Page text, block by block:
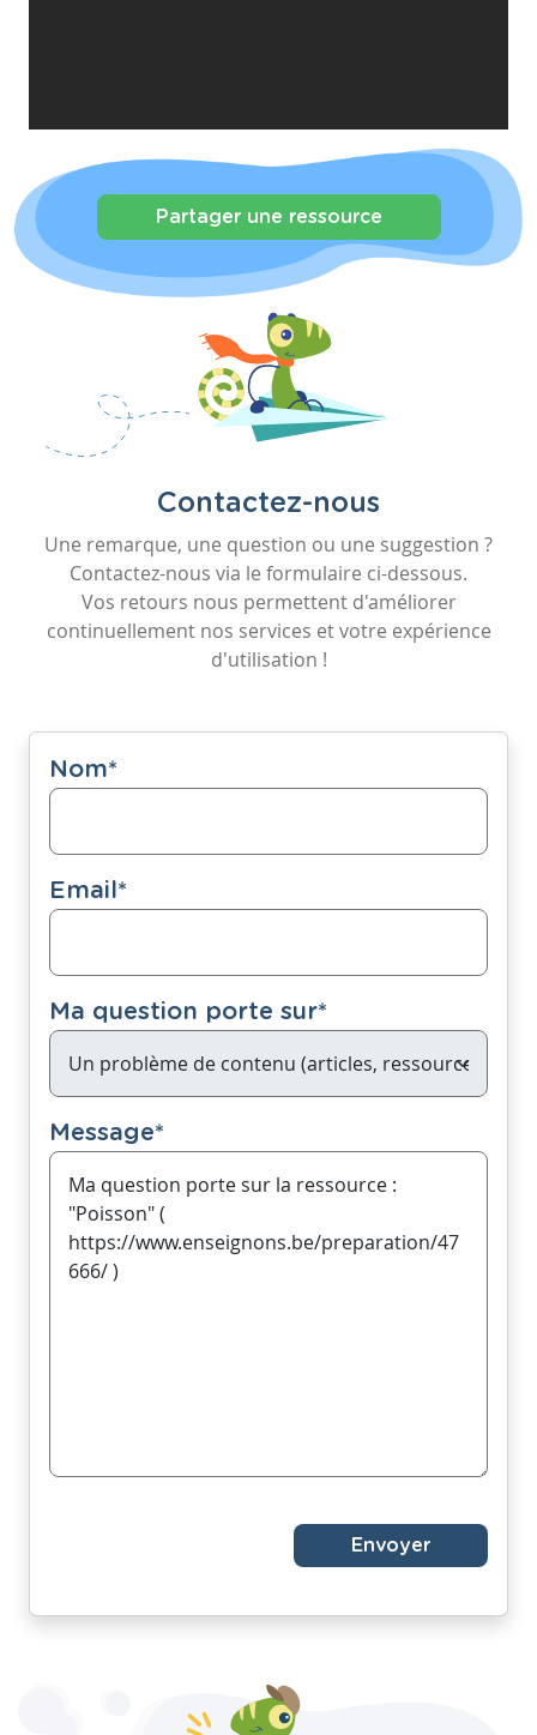
Partager une ressource
Contactez-nous
Une remarque, une question ou une suggestion ?
Contactez-nous via le formulaire ci-dessous.
Vos retours nous permettent d'améliorer
continuellement nos services et votre expérience
d'utilisation !
Nom*
Email*
Ma question porte sur*
Message*
Envoyer